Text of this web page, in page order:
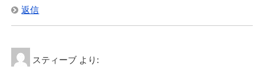
返信
スティーブ より: